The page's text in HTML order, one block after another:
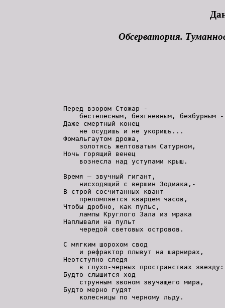
Обсерватория.
Перед взором Стожар -
    бестелесным, безгневным, безбурным -
Даже смертный конец
    не осудишь и не укоришь...
Фомальгаутом дрожа,
    золотясь желтоватым Сатурном,
Ночь горящий венец
    вознесла над уступами крыш.
Время – звучный гигант,
    нисходящий с вершин Зодиака,-
В строй сосчитанных квант
    преломляется кварцем часов,
Чтобы дробно, как пульс,
    лампы Круглого Зала из мрака
Наплывали на пульт
    чередой световых островов.
С мягким шорохом свод
    и рефрактор плывут на шарнирах,
Неотступно следя
    в глухо-черных пространствах звезду:
Будто слышится ход
    струнным звоном звучащего мира,
Будто мерно гудят
    колесницы по черному льду.